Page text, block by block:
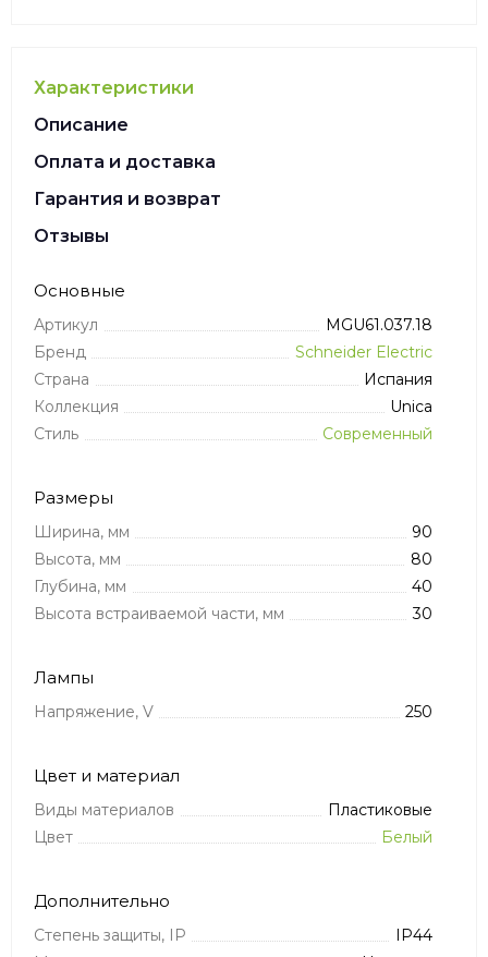
Характеристики
Описание
Оплата и доставка
Гарантия и возврат
Отзывы
Основные
Артикул
MGU61.037.18
Бренд
Schneider Electric
Страна
Испания
Коллекция
Unica
Стиль
Современный
Размеры
Ширина, мм
90
Высота, мм
80
Глубина, мм
40
Высота встраиваемой части, мм
30
Лампы
Напряжение, V 250
Цвет и материал
Виды материалов
Пластиковые
Цвет
Белый
Дополнительно
Степень защиты, IP
IP44